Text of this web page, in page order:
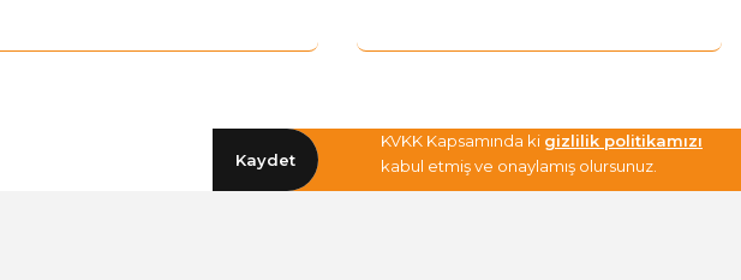
Kaydet
KVKK Kapsamında ki gizlilik politikamızı
kabul etmiş ve onaylamış olursunuz.